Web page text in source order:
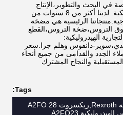
البحث والتطوير،الإنتاج
والمبيعات من المنتجات الهيدروليكية. لدينا أكثر من 8 سنوات من
الرئيسية هي مضخة
التروس،ضخة التروس،القطع
الهيدروليكية:
دانفوس وهلم جرا.سعر
الجدد والقدامى من جميع أنحاء
المستقبلية والنجاح المشترك
Tags:
مضخات البستنات الهيدروليكية Rexroth,ريكسروث A2FO 28